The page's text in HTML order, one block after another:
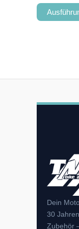
Dein
30
Zubehör